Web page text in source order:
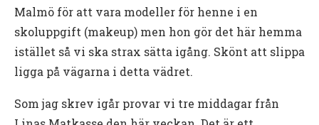
Malmö för att vara modeller för henne i en
skoluppgift (makeup) men hon gör det här hemma
istället så vi ska strax sätta igång. Skönt att slippa
ligga på vägarna i detta vädret.
Som jag skrev igår provar vi tre middagar från